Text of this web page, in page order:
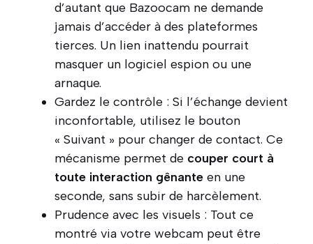
d’autant que Bazoocam ne demande
jamais d’accéder à des plateformes
tierces. Un lien inattendu pourrait
masquer un logiciel espion ou une
arnaque.
Gardez le contrôle : Si l’échange devient
inconfortable, utilisez le bouton
« Suivant » pour changer de contact. Ce
mécanisme permet de couper court à
toute interaction gênante en une
seconde, sans subir de harcèlement.
Prudence avec les visuels : Tout ce
montré via votre webcam peut être